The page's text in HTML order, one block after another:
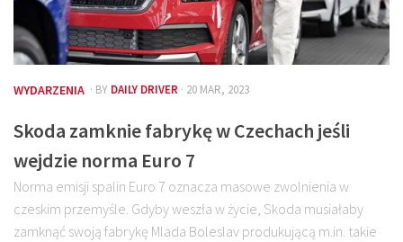
WYDARZENIA · BY DAILY DRIVER · 20 MAR, 2023
Skoda zamknie fabrykę w Czechach jeśli
wejdzie norma Euro 7
Norma emisji spalin Euro 7 oznacza masowe zwolnienia w
czeskim przemyśle. Gdyby weszła w życie, Skoda musiałaby
zamknąć swoją fabrykę Mlada Boleslav produkującą m.in. takie